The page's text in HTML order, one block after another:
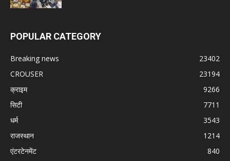
POPULAR CATEGORY
Breaking news
23402
CROUSER
23194
क्राइम
9266
सिटी
7711
धर्म
3543
राजस्थान
1214
एंटरटेनमेंट
840